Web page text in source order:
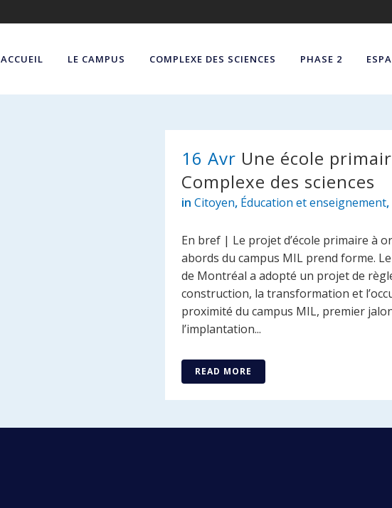
ACCUEIL LE CAMPUS COMPLEXE DES SCIENCES PHASE 2
16 Avr Une école
Complexe des sciences
in Citoyen, Éducation et enseignement,
En bref | Le projet d’école primaire à
abords du campus MIL prend forme.
de Montréal a adopté un projet de
construction, la transformation et
proximité du campus MIL, premier
l’implantation...
READ MORE